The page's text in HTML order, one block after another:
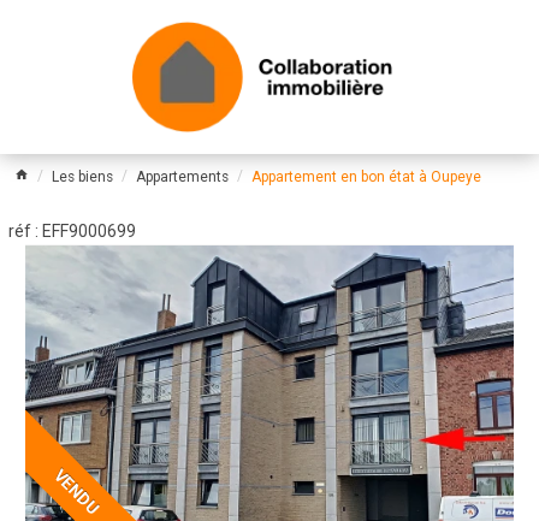
Les biens Appartements Appartement en bon état à Oupeye
réf : EFF9000699
VENDU